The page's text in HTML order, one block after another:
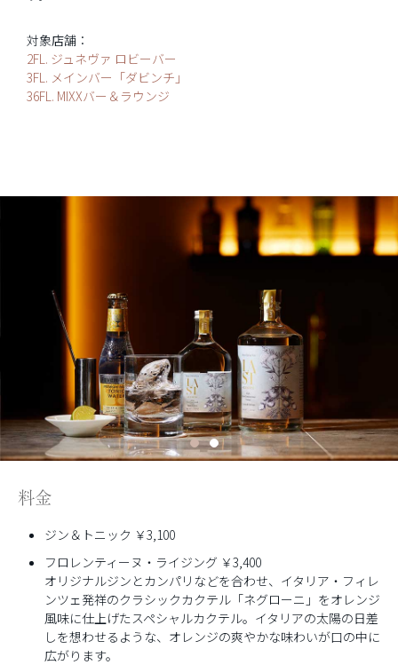
対象店舗：
2FL. ジュネヴァ ロビーバー
3FL. メインバー「ダビンチ」
36FL. MIXXバー＆ラウンジ
料金
ジン＆トニック ￥3,100
フロレンティーヌ・ライジング ￥3,400
オリジナルジンとカンパリなどを合わせ、イタリア・フィレ
ンツェ発祥のクラシックカクテル「ネグローニ」をオレンジ
風味に仕上げたスペシャルカクテル。イタリアの太陽の日差
しを想わせるような、オレンジの爽やかな味わいが口の中に
広がります。